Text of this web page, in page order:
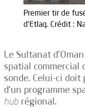
Premier tir de
d'Etlaq. Crédit :
Le Sultanat
spatial commercial
sonde. Celui-ci
d’un programme
hub régional.